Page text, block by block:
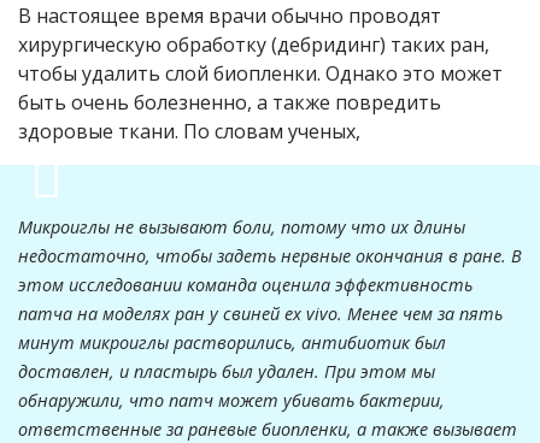
В настоящее время врачи обычно проводят
хирургическую обработку (дебридинг) таких ран,
чтобы удалить слой биопленки. Однако это может
быть очень болезненно, а также повредить
здоровые ткани. По словам ученых,
Микроиглы не вызывают боли, потому что их длины
недостаточно, чтобы задеть нервные окончания в ране. В
этом исследовании команда оценила эффективность
патча на моделях ран у свиней ex vivo. Менее чем за пять
минут микроиглы растворились, антибиотик был
доставлен, и пластырь был удален. При этом мы
обнаружили, что патч может убивать бактерии,
ответственные за раневые биопленки, а также вызывает